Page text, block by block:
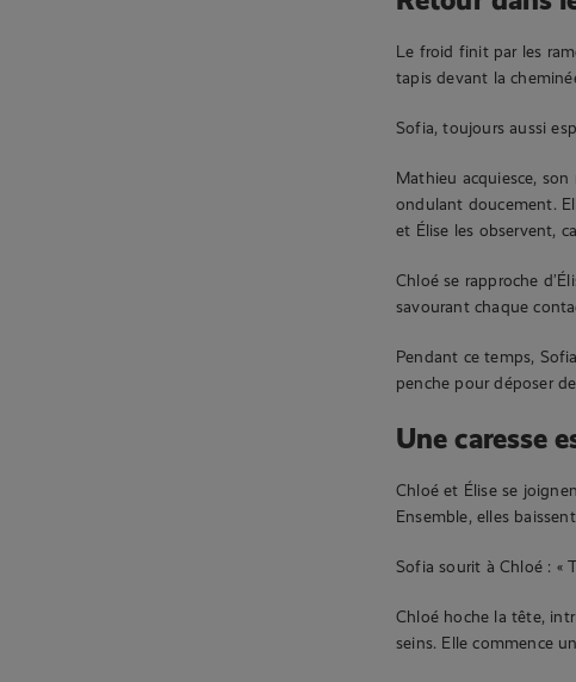
Le froid finit par les
tapis devant la
Sofia, toujours aussi
Mathieu acquiesce, son
ondulant doucement.
et Élise les observent,
Chloé se rapproche
savourant chaque
Pendant ce temps,
penche pour déposer
Une caresse
Chloé et Élise se
Ensemble, elles
Sofia sourit à Chloé : «
Chloé hoche la tête,
seins. Elle commence